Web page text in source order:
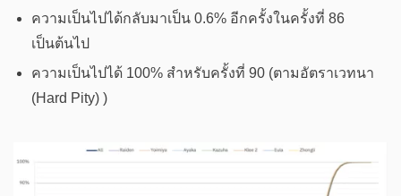
ความเป็นไปได้กลับมาเป็น 0.6% อีกครั้งในครั้งที่ 86
เป็นต้นไป
ความเป็นไปได้ 100% สำหรับครั้งที่ 90 (ตามอัตราเวทนา
(Hard Pity) )